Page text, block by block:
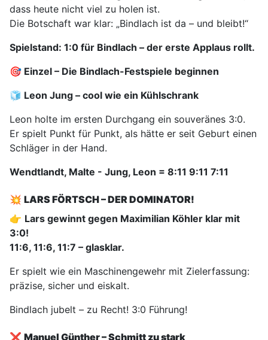
dass heute nicht viel zu holen ist.
Die Botschaft war klar: „Bindlach ist da – und bleibt!“
Spielstand: 1:0 für Bindlach – der erste Applaus rollt.
🎯 Einzel – Die Bindlach-Festspiele beginnen
🧊 Leon Jung – cool wie ein Kühlschrank
Leon holte im ersten Durchgang ein souveränes 3:0.
Er spielt Punkt für Punkt, als hätte er seit Geburt einen
Schläger in der Hand.
Wendtlandt, Malte - Jung, Leon = 8:11 9:11 7:11
💥 LARS FÖRTSCH – DER DOMINATOR!
👉 Lars gewinnt gegen Maximilian Köhler klar mit
3:0!
11:6, 11:6, 11:7 – glasklar.
Er spielt wie ein Maschinengewehr mit Zielerfassung:
präzise, sicher und eiskalt.
Bindlach jubelt – zu Recht! 3:0 Führung!
❌ Manuel Günther – Schmitt zu stark